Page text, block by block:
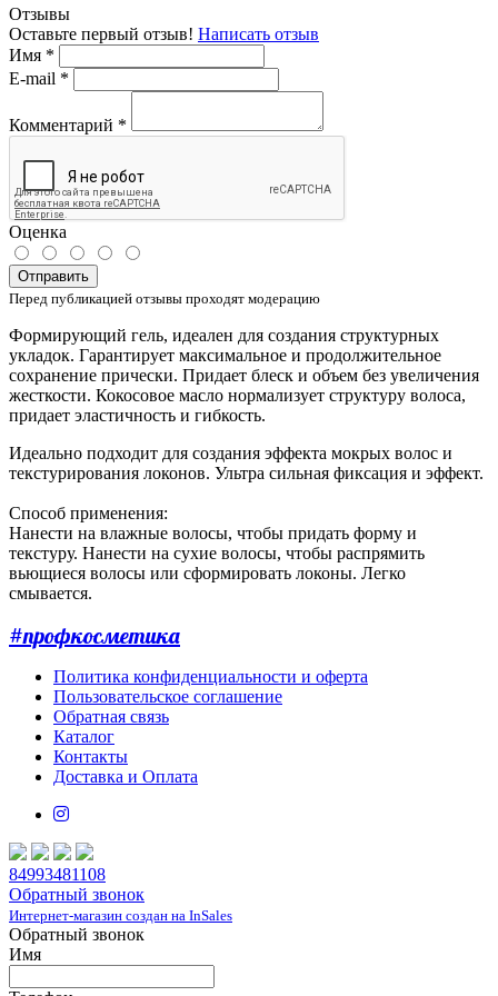
Отзывы
Оставьте первый отзыв! Написать отзыв
Имя *
E-mail *
Комментарий *
Оценка
Отправить
Перед публикацией отзывы проходят модерацию
Формирующий гель, идеален для создания структурных
укладок. Гарантирует максимальное и продолжительное
сохранение прически. Придает блеск и объем без увеличения
жесткости. Кокосовое масло нормализует структуру волоса,
придает эластичность и гибкость.
Идеально подходит для создания эффекта мокрых волос и
текстурирования локонов. Ультра сильная фиксация и эффект.
Способ применения:
Нанести на влажные волосы, чтобы придать форму и
текстуру. Нанести на сухие волосы, чтобы распрямить
вьющиеся волосы или сформировать локоны. Легко
смывается.
#профкосметика
Политика конфиденциальности и оферта
Пользовательское соглашение
Обратная связь
Каталог
Контакты
Доставка и Оплата
84993481108
Обратный звонок
Интернет-магазин создан на InSales
Обратный звонок
Имя